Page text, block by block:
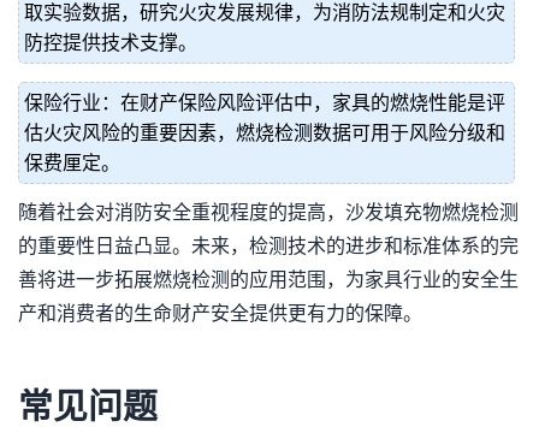
取实验数据，研究火灾发展规律，为消防法规制定和火灾
防控提供技术支撑。
保险行业：在财产保险风险评估中，家具的燃烧性能是评
估火灾风险的重要因素，燃烧检测数据可用于风险分级和
保费厘定。
随着社会对消防安全重视程度的提高，沙发填充物燃烧检测
的重要性日益凸显。未来，检测技术的进步和标准体系的完
善将进一步拓展燃烧检测的应用范围，为家具行业的安全生
产和消费者的生命财产安全提供更有力的保障。
常见问题